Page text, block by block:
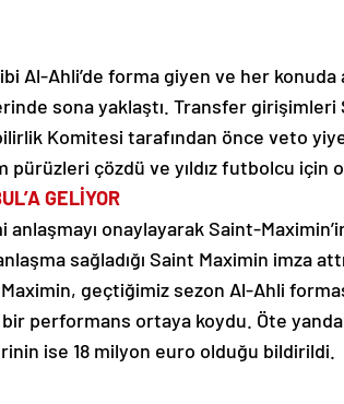
Al-Ahli’de forma giyen ve her konuda
sona yaklaştı. Transfer
Komitesi tarafından önce veto
çözdü ve yıldız futbolcu için
GELİYOR
onaylayarak Saint-
sağladığı Saint Maximin imza
geçtiğimiz sezon Al-Ahli
bir performans ortaya koydu. Öte
ise 18 milyon euro olduğu bildirildi.